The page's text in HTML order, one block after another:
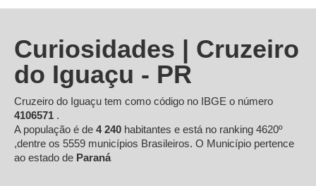
Curiosidades | Cruzeiro
do Iguaçu - PR
Cruzeiro do Iguaçu tem como código no IBGE o número
4106571 .
A população é de 4 240 habitantes e está no ranking 4620º
,dentre os 5559 municípios Brasileiros. O Município pertence
ao estado de Paraná